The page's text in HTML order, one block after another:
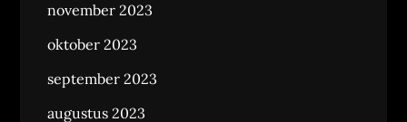
november 2023
oktober 2023
september 2023
augustus 2023